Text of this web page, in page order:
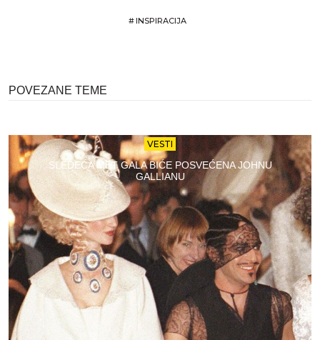
#INSPIRACIJA
POVEZANE TEME
VESTI
SLEDEĆA MET GALA BIĆE POSVEĆENA JOHNU
GALLIANU